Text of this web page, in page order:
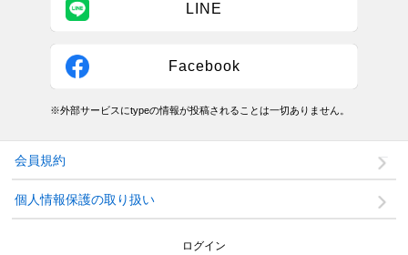
LINE
Facebook
※外部サービスにtypeの情報が投稿されることは一切ありません。
会員規約
個人情報保護の取り扱い
ログイン